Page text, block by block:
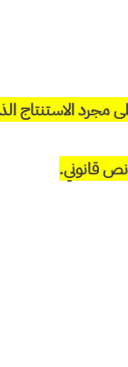
الاستنتاج
قانوني.